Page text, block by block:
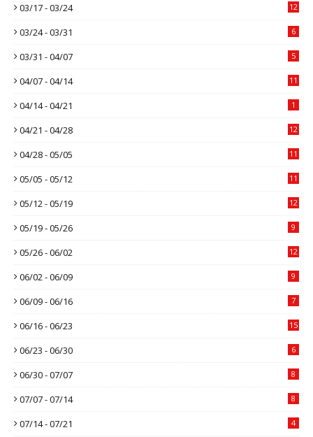
03/17 - 03/24 12
03/24 - 03/31 6
03/31 - 04/07 5
04/07 - 04/14 11
04/14 - 04/21 1
04/21 - 04/28 12
04/28 - 05/05 11
05/05 - 05/12 11
05/12 - 05/19 12
05/19 - 05/26 9
05/26 - 06/02 12
06/02 - 06/09 9
06/09 - 06/16 7
06/16 - 06/23 15
06/23 - 06/30 6
06/30 - 07/07 8
07/07 - 07/14 8
07/14 - 07/21 4